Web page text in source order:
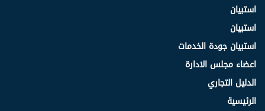
استبيان
استبيان
استبيان جودة الخدمات
اعضاء مجلس الادارة
الدليل التجاري
الرئيسية